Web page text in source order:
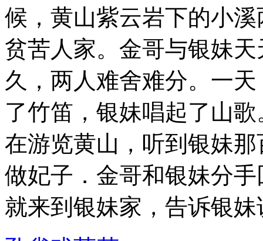
候，黄山紫云岩下的小
贫苦人家。金哥与银妹
久，两人难舍难分。一
了竹笛，银妹唱起了山
在游览黄山，听到银妹
做妃子．金哥和银妹分
就来到银妹家，告诉银